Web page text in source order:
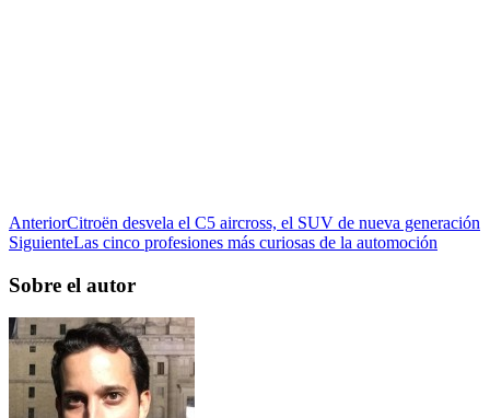
AnteriorCitroën desvela el C5 aircross, el SUV de nueva generación
SiguienteLas cinco profesiones más curiosas de la automoción
Sobre el autor